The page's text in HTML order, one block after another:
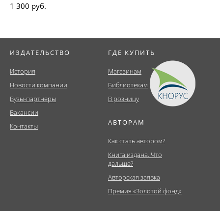
1 300 руб.
ИЗДАТЕЛЬСТВО
История
Новости компании
Вузы-партнеры
Вакансии
Контакты
ГДЕ КУПИТЬ
Магазинам
Библиотекам
В розницу
АВТОРАМ
Как стать автором?
Книга издана. Что
дальше?
Авторская заявка
Премия «Золотой фонд»